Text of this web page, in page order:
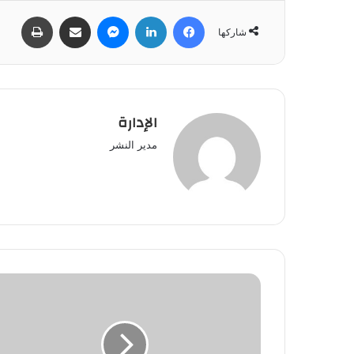
شاركها
فيسبوك لينكدإن ماسنجر مشاركة عبر البريد
الإدارة
مدير النشر
لائحة